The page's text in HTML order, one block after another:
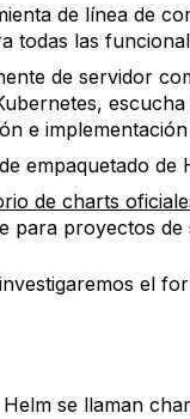
de línea de
todas las
de servidor
e
empaquetado de
de charts
para proyectos
el
se llaman